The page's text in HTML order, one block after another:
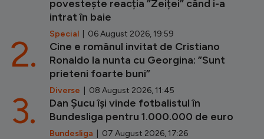
povestește reacția ”Zeiței” când i-a
intrat în baie
Special | 06 August 2026, 19:59
Cine e românul invitat de Cristiano
Ronaldo la nunta cu Georgina: ”Sunt
prieteni foarte buni”
Diverse | 08 August 2026, 11:45
2.
Dan Șucu își vinde fotbalistul în
Bundesliga pentru 1.000.000 de euro
Bundesliga | 07 August 2026, 17:26
3.